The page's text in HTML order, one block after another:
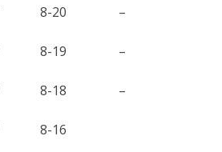
8-20 –
8-19 –
8-18 –
8-16